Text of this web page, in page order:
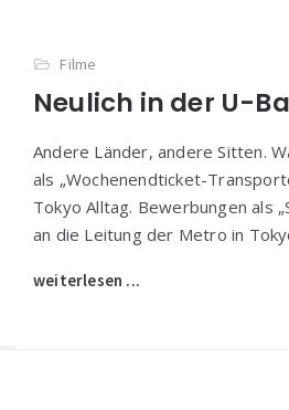
Filme
Neulich in der U-
Andere Länder, andere Sitten.
als „Wochenendticket-
Tokyo Alltag. Bewerbungen als
an die Leitung der Metro in
weiterlesen ...